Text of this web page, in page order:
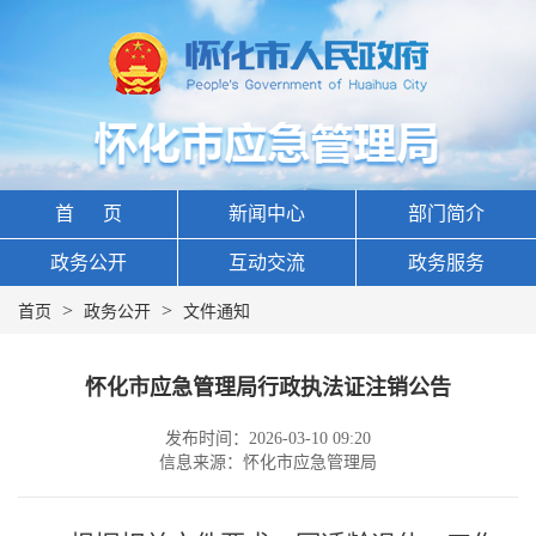
首 页 新闻中心 部门简介
政务公开 互动交流 政务服务
首页 > 政务公开 > 文件通知
怀化市应急管理局行政执法证注销公告
发布时间：2026-03-10 09:20
信息来源：怀化市应急管理局